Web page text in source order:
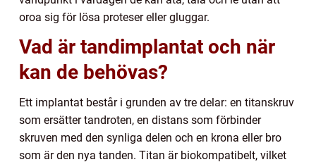
oroa sig för lösa proteser eller gluggar.
Vad är tandimplantat och när
kan de behövas?
Ett implantat består i grunden av tre delar: en titanskruv
som ersätter tandroten, en distans som förbinder
skruven med den synliga delen och en krona eller bro
som är den nya tanden. Titan är biokompatibelt, vilket